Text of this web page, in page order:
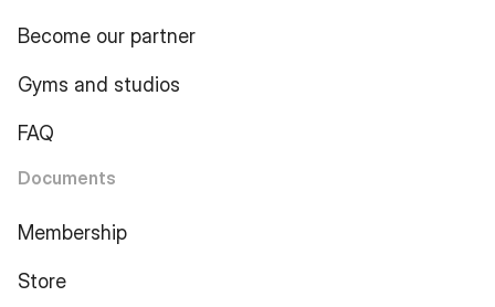
Become our partner
Gyms and studios
FAQ
Documents
Membership
Store